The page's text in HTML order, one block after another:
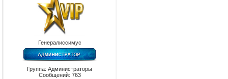
Генералиссимус
Группа: Администраторы
Сообщений: 763